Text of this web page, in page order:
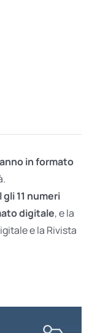
in formato
gli 11 numeri
digitale, e la
e la Rivista